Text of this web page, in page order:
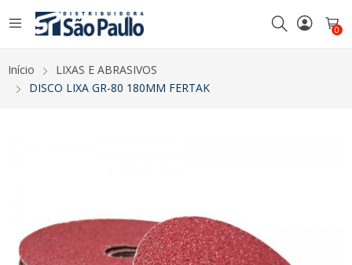
0
Início
LIXAS E ABRASIVOS
DISCO LIXA GR-80 180MM FERTAK